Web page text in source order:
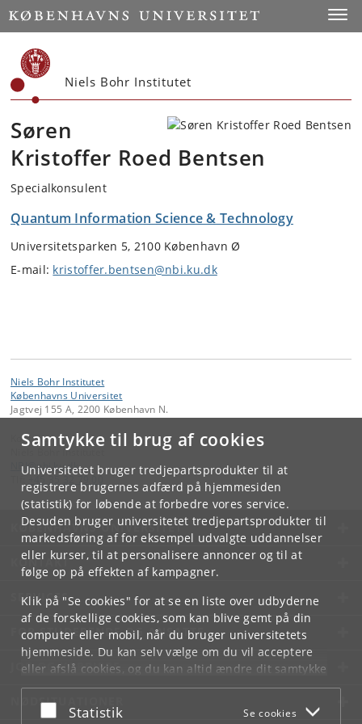
Samtykke til brug af cookies
Universitetet bruger tredjepartsprodukter til at
registrere brugernes adfærd på hjemmesiden
(statistik) for løbende at forbedre vores service.
Desuden bruger universitetet tredjepartsprodukter til
markedsføring af for eksempel udvalgte uddannelser
eller kurser, til at personalisere annoncer og til at
følge op på effekten af kampagner.
Klik på "Se cookies" for at se en liste over udbyderne
af de forskellige cookies, som kan blive gemt på din
computer eller mobil, når du bruger universitetets
hjemmeside. Du kan selv vælge om du vil acceptere
eller afslå cookies, og du kan altid ændre dit samtykke
underCookie- og privatlivspolitiksom du finder i
bunden af hver side.
Acceptér eller afslå
Statistik Se cookies
Start
Niels Bohr Institutet
Søren
Kristoffer Roed Bentsen
Specialkonsulent
Quantum Information Science & Technology
Universitetsparken 5, 2100 København Ø
E-mail: kristoffer.bentsen@nbi.ku.dk
Niels Bohr Institutet
Københavns Universitet
Jagtvej 155 A, 2200 København N.
Kontakt:
Niels Bohr Institutet
NBI@ nbi ku.dk
KØBENHAVNS UNIVERSITET
KONTAKT
SERVICES
FOR STUDERENDE OG ANSATTE
JOB OG KARRIERE
NØDSITUATIONER